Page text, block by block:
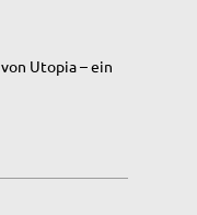
von Utopia – ein